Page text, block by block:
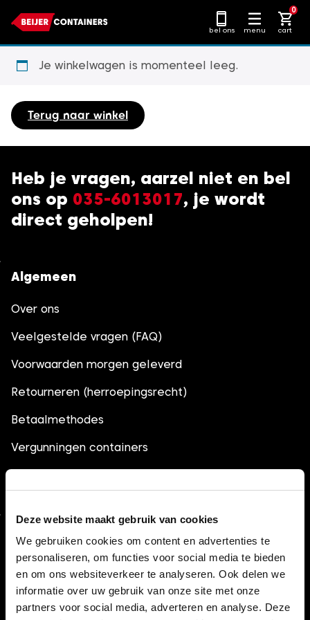
Deze website maakt gebruik van cookies
We gebruiken cookies om content en advertenties te
personaliseren, om functies voor social media te bieden
en om ons websiteverkeer te analyseren. Ook delen we
informatie over uw gebruik van onze site met onze
partners voor social media, adverteren en analyse. Deze
naar
content
bel ons menu cart
0
Je winkelwagen is momenteel leeg.
Terug naar winkel
Heb je vragen, aarzel niet en bel
ons op 035-6013017, je wordt
direct geholpen!
Algemeen
Over ons
Veelgestelde vragen (FAQ)
Voorwaarden morgen geleverd
Retourneren (herroepingsrecht)
Betaalmethodes
Vergunningen containers
Afvalcontainers op inhoud
Container 3m3
Container 6m3